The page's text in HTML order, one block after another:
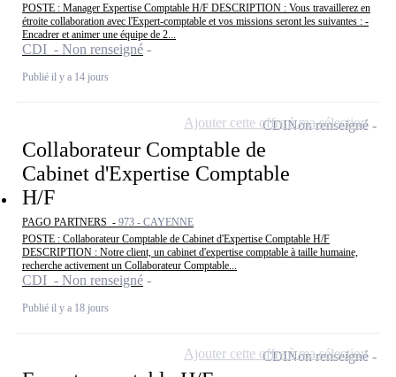
POSTE : Manager Expertise Comptable H/F DESCRIPTION : Vous travaillerez en
étroite collaboration avec l'Expert-comptable et vos missions seront les suivantes : -
Encadrer et animer une équipe de 2...
CDI - Non renseigné
Publié il y a 14 jours
Collaborateur Comptable de
Cabinet d'Expertise Comptable
H/F
PAGO PARTNERS - 973 - CAYENNE
POSTE : Collaborateur Comptable de Cabinet d'Expertise Comptable H/F
DESCRIPTION : Notre client, un cabinet d'expertise comptable à taille humaine,
recherche activement un Collaborateur Comptable...
CDI - Non renseigné
Publié il y a 18 jours
CDINon renseigné
Ajouter cette offre à ma sélection
CDINon renseigné
Ajouter cette offre à ma sélection